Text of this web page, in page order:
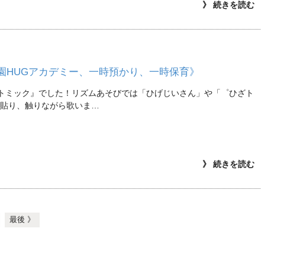
》 続きを読む
アカデミー、一時預かり、一時保育》
ック』でした！リズムあそびでは「ひげじいさん」や「゜ひざト
り、触りながら歌いま…
》 続きを読む
最後 》